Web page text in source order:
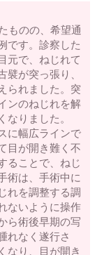
ものの、希望通
です。診察した
元で、ねじれて
が突っ張り、
られました。突
ンのねじれを解
りました。
に幅広ラインで
目が開き難く不
ることで、ねじ
術は、手術中に
れを調整する調
ないように操作
ら術後早期の写
れなく遂行さ
なり、目が開き